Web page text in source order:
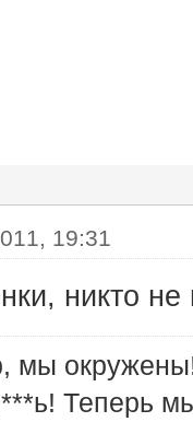
19:31
никто
мы
Теперь